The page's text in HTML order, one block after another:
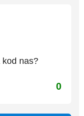
kod nas?
0